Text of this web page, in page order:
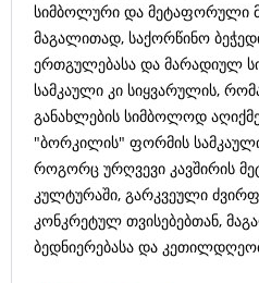
სიმბოლური და მეტაფორული
მაგალითად, საქორწინო
ერთგულებასა და მარადიულ
სამკაული კი სიყვარულის,
განახლების სიმბოლოდ
"ბორკილის" ფორმის
როგორც ურღვევი კავშირის
კულტურაში, გარკვეული
კონკრეტულ თვისებებთან,
ბედნიერებასა და